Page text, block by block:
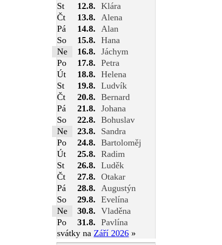
St
12.8. Klára
Čt
13.8.
Alena
Pá
14.8.
Alan
So
15.8. Hana
Ne
16.8. Jáchym
Po
17.8. Petra
Út
18.8. Helena
St
19.8. Ludvík
Čt
20.8. Bernard
Pá
21.8. Johana
So
22.8. Bohuslav
Ne
23.8.
Sandra
Po
24.8. Bartoloměj
Út
25.8. Radim
St
26.8. Luděk
Čt
27.8. Otakar
Pá
28.8.
Augustýn
So
29.8. Evelína
Ne
30.8. Vladěna
Po
31.8. Pavlína
svátky na Září 2026 »